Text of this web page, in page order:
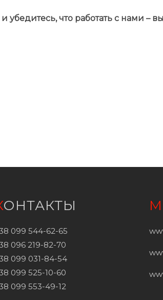
убедитесь, что работать с нами –
КОНТАКТЫ
099 544-62-65
096 219-82-70
099 031-84-54
099 525-10-60
099 553-49-12